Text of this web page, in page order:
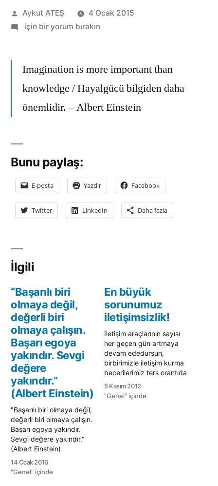
Gönderen:
Aykut ATEŞ
4 Ocak 2015
Imagination
important
knowledge
/
önemlidir.
–
Albert
Einstein
için bir yorum bırakın
Imagination is more important than
knowledge / Hayalgücü bilgiden daha
önemlidir. – Albert Einstein
Bunu paylaş:
E-posta Yazdır Facebook
Twitter LinkedIn Daha fazla
İlgili
“Başarılı biri
olmaya değil,
değerli biri
olmaya çalışın.
Başarı egoya
yakındır. Sevgi
değere
yakındır.”
(Albert Einstein)
"Başarılı biri olmaya değil,
değerli biri olmaya çalışın.
Başarı egoya yakındır.
Sevgi değere yakındır."
(Albert Einstein)
14 Ocak 2016
"Genel" içinde
En büyük
sorunumuz
iletişimsizlik!
İletişim araçlarının sayısı
her geçen gün artmaya
devam ededursun,
birbirimizle iletişim kurma
becerilerimiz ters orantıda
azalıyor. Bence bu
günlerdeki en önemli
sorunlarımızdan biri:
5 Kasım 2012
"Genel" içinde